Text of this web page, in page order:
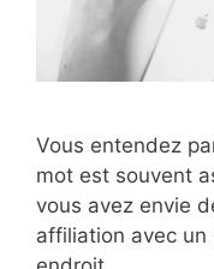
Vous entendez
mot est souvent
vous avez envie
affiliation avec un